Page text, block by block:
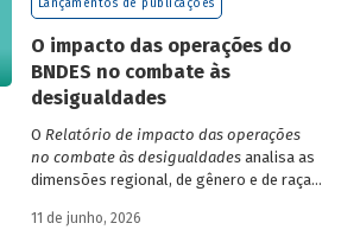
Lançamentos de publicações
O impacto das operações do
BNDES no combate às
desigualdades
O Relatório de impacto das operações
no combate às desigualdadesanalisa as
dimensões regional, de gênero e de raça,
desigualdade de renda no Brasil, no
11 de junho, 2026